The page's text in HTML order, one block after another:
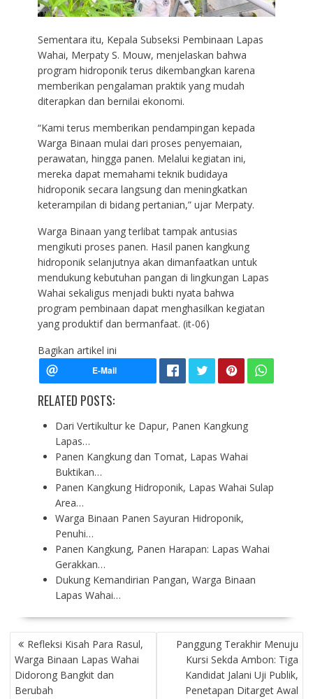
Sementara itu, Kepala Subseksi Pembinaan Lapas
Wahai, Merpaty S. Mouw, menjelaskan bahwa
program hidroponik terus dikembangkan karena
memberikan pengalaman praktik yang mudah
diterapkan dan bernilai ekonomi.
“Kami terus memberikan pendampingan kepada
Warga Binaan mulai dari proses penyemaian,
perawatan, hingga panen. Melalui kegiatan ini,
mereka dapat memahami teknik budidaya
hidroponik secara langsung dan meningkatkan
keterampilan di bidang pertanian,” ujar Merpaty.
Warga Binaan yang terlibat tampak antusias
mengikuti proses panen. Hasil panen kangkung
hidroponik selanjutnya akan dimanfaatkan untuk
mendukung kebutuhan pangan di lingkungan Lapas
Wahai sekaligus menjadi bukti nyata bahwa
program pembinaan dapat menghasilkan kegiatan
yang produktif dan bermanfaat. (it-06)
Bagikan artikel ini
RELATED POSTS:
Dari Vertikultur ke Dapur, Panen Kangkung
Lapas…
Panen Kangkung dan Tomat, Lapas Wahai
Buktikan…
Panen Kangkung Hidroponik, Lapas Wahai Sulap
Area…
Warga Binaan Panen Sayuran Hidroponik,
Penuhi…
Panen Kangkung, Panen Harapan: Lapas Wahai
Gerakkan…
Dukung Kemandirian Pangan, Warga Binaan
Lapas Wahai…
P
O
S
T
Refleksi Kisah Para Rasul,
Warga Binaan Lapas Wahai
Didorong Bangkit dan
Berubah
Panggung Terakhir Menuju
Kursi Sekda Ambon: Tiga
Kandidat Jalani Uji Publik,
Penetapan Ditarget Awal